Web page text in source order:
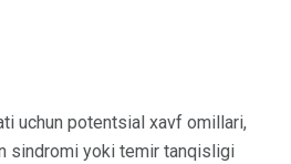
uchun potentsial xavf omillari,
sindromi yoki temir tanqisligi